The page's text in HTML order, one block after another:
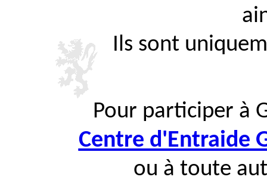
Ils sont
Pour participer à
Centre d'Entraide
ou à toute